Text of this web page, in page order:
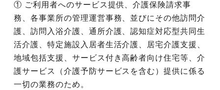
① ご利用者へのサービス提供、介護保険請求事
務、各事業所の管理運営事務、並びにその他訪問介
護、訪問入浴介護、通所介護、認知症対応型共同生
活介護、特定施設入居者生活介護、居宅介護支援、
地域包括支援、サービス付き高齢者向け住宅等、介
護サービス（介護予防サービスを含む）提供に係る
一切の業務のため。